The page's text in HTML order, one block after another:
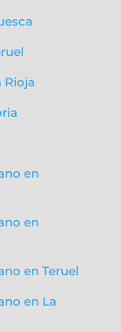
Rioja
en
en
en Teruel
en La